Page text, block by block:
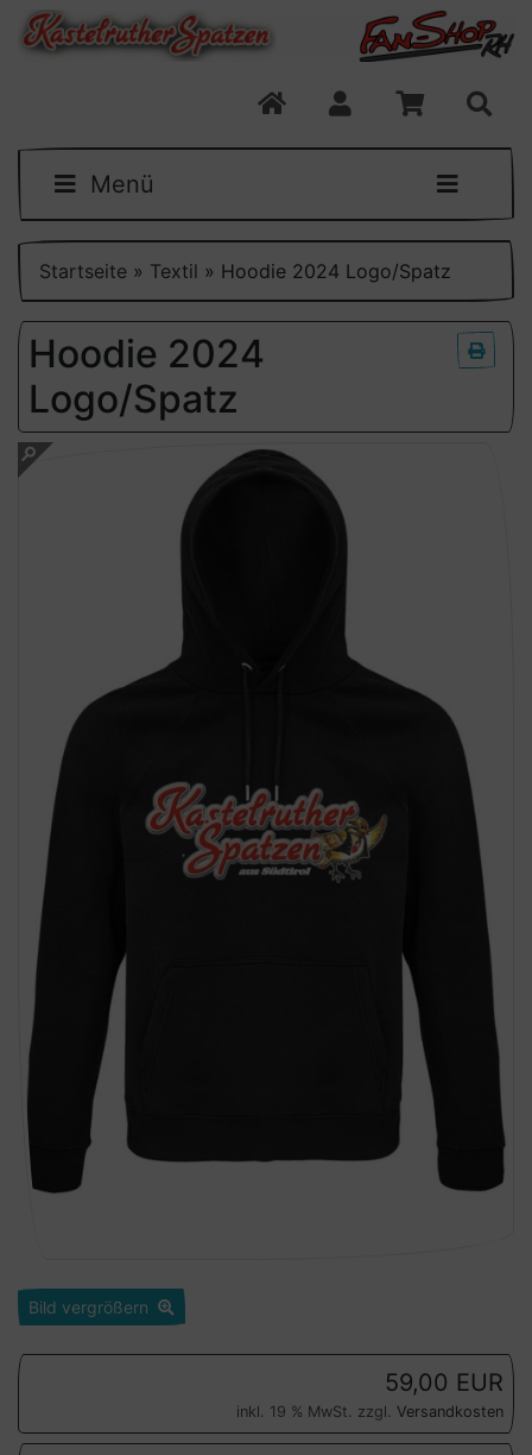
Menü
Startseite » Textil » Hoodie 2024 Logo/Spatz
Hoodie 2024
Logo/Spatz
Bild vergrößern
59,00 EUR
inkl. 19 % MwSt. zzgl. Versandkosten